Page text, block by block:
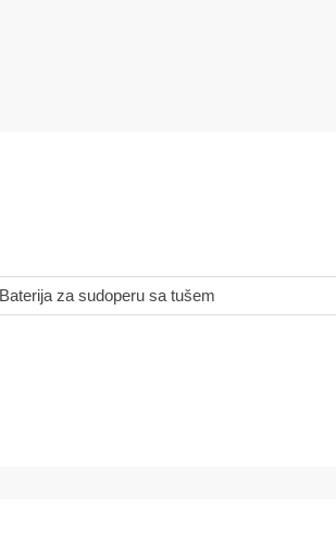
Baterija za sudoperu sa tušem